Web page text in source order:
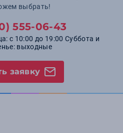
выбрать!
555-06-43
с 10:00 до 19:00 Суббота и
выходные
заявку